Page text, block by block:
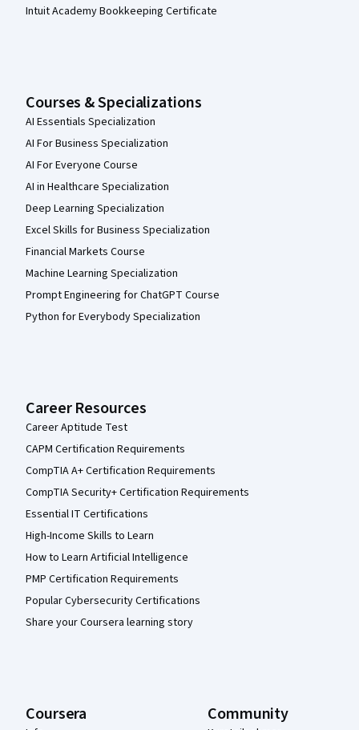
Intuit Academy Bookkeeping Certificate
Courses & Specializations
AI Essentials Specialization
AI For Business Specialization
AI For Everyone Course
AI in Healthcare Specialization
Deep Learning Specialization
Excel Skills for Business Specialization
Financial Markets Course
Machine Learning Specialization
Prompt Engineering for ChatGPT Course
Python for Everybody Specialization
Career Resources
Career Aptitude Test
CAPM Certification Requirements
CompTIA A+ Certification Requirements
CompTIA Security+ Certification Requirements
Essential IT Certifications
High-Income Skills to Learn
How to Learn Artificial Intelligence
PMP Certification Requirements
Popular Cybersecurity Certifications
Share your Coursera learning story
Coursera Community